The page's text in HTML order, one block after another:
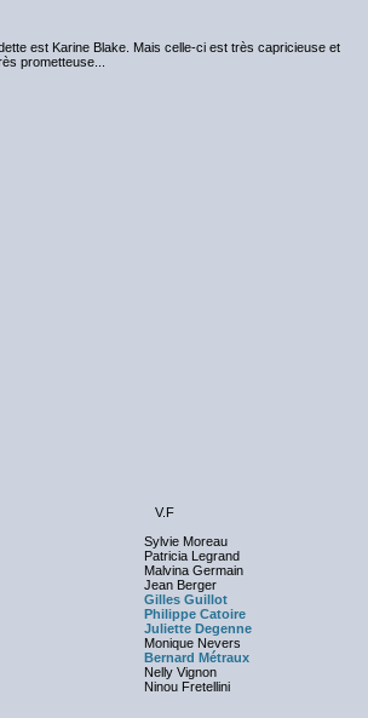
est Karine Blake. Mais celle-ci est très capricieuse et
prometteuse...
V.F
Sylvie Moreau
Patricia Legrand
Malvina Germain
Jean Berger
Gilles Guillot
Philippe Catoire
Juliette Degenne
Monique Nevers
Bernard Métraux
Nelly Vignon
Ninou Fretellini